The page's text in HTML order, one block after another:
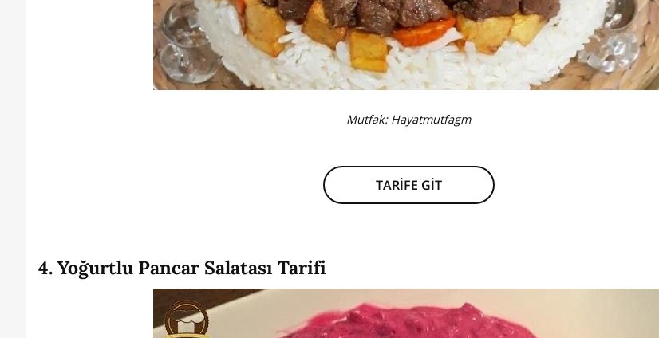
Mutfak: Hayatmutfagm
TARİFE GİT
4. Yoğurtlu Pancar Salatası Tarifi